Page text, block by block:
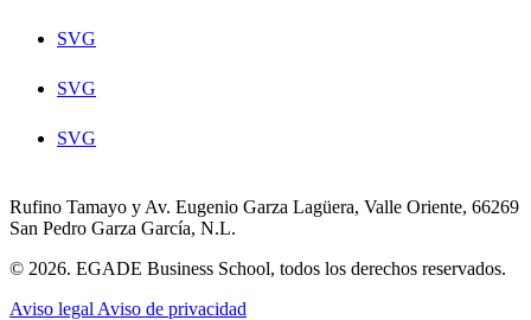
SVG
SVG
SVG
Rufino Tamayo y Av. Eugenio Garza Lagüera, Valle Oriente, 66269
San Pedro Garza García, N.L.
© 2026. EGADE Business School, todos los derechos reservados.
Aviso legal Aviso de privacidad